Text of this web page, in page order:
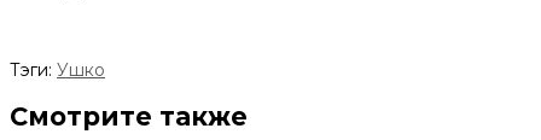
Тэги: Ушко
Смотрите также